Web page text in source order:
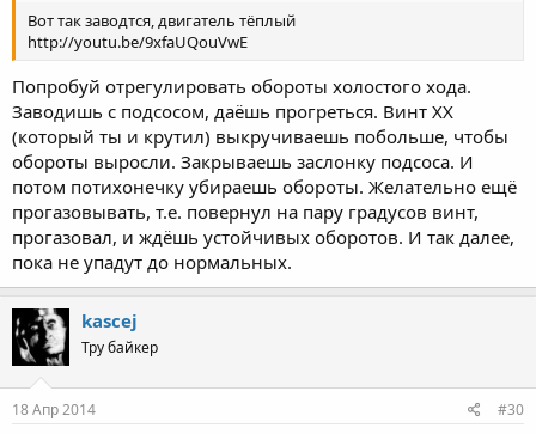
Вот так заводтся, двигатель тёплый
http://youtu.be/9xfaUQouVwE
Попробуй отрегулировать обороты холостого хода.
Заводишь с подсосом, даёшь прогреться. Винт ХХ
(который ты и крутил) выкручиваешь побольше, чтобы
обороты выросли. Закрываешь заслонку подсоса. И
потом потихонечку убираешь обороты. Желательно ещё
прогазовывать, т.е. повернул на пару градусов винт,
прогазовал, и ждёшь устойчивых оборотов. И так далее,
пока не упадут до нормальных.
kascej
Тру байкер
18 Апр 2014 #30